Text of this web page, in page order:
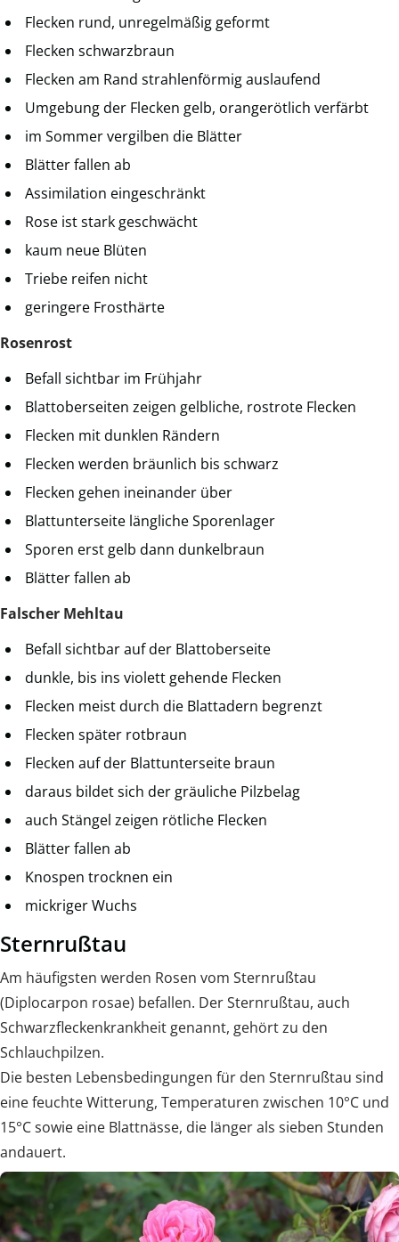
Flecken rund, unregelmäßig geformt
Flecken schwarzbraun
Flecken am Rand strahlenförmig auslaufend
Umgebung der Flecken gelb, orangerötlich verfärbt
im Sommer vergilben die Blätter
Blätter fallen ab
Assimilation eingeschränkt
Rose ist stark geschwächt
kaum neue Blüten
Triebe reifen nicht
geringere Frosthärte
Rosenrost
Befall sichtbar im Frühjahr
Blattoberseiten zeigen gelbliche, rostrote Flecken
Flecken mit dunklen Rändern
Flecken werden bräunlich bis schwarz
Flecken gehen ineinander über
Blattunterseite längliche Sporenlager
Sporen erst gelb dann dunkelbraun
Blätter fallen ab
Falscher Mehltau
Befall sichtbar auf der Blattoberseite
dunkle, bis ins violett gehende Flecken
Flecken meist durch die Blattadern begrenzt
Flecken später rotbraun
Flecken auf der Blattunterseite braun
daraus bildet sich der gräuliche Pilzbelag
auch Stängel zeigen rötliche Flecken
Blätter fallen ab
Knospen trocknen ein
mickriger Wuchs
Sternrußtau
Am häufigsten werden Rosen vom Sternrußtau
(Diplocarpon rosae) befallen. Der Sternrußtau, auch
Schwarzfleckenkrankheit genannt, gehört zu den
Schlauchpilzen.
Die besten Lebensbedingungen für den Sternrußtau sind
eine feuchte Witterung, Temperaturen zwischen 10°C und
15°C sowie eine Blattnässe, die länger als sieben Stunden
andauert.